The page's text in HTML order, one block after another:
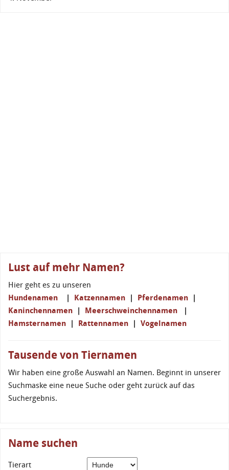
Lust auf mehr Namen?
Hier geht es zu unseren
Hundenamen | Katzennamen | Pferdenamen |
Kaninchennamen | Meerschweinchennamen |
Hamsternamen | Rattennamen | Vogelnamen
Tausende von Tiernamen
Wir haben eine große Auswahl an Namen. Beginnt in unserer
Suchmaske eine neue Suche oder geht zurück auf das
Suchergebnis.
Name suchen
Tierart